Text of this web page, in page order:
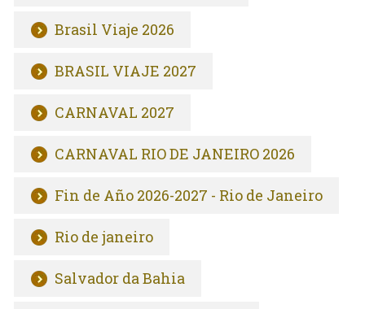
Brasil Viaje 2026
BRASIL VIAJE 2027
CARNAVAL 2027
CARNAVAL RIO DE JANEIRO 2026
Fin de Año 2026-2027 - Rio de Janeiro
Rio de janeiro
Salvador da Bahia